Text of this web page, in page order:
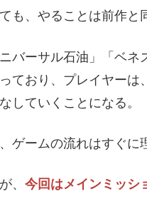
も、やることは前作と
バーサル石油」「ベネ
ており、プレイヤーは
していくことになる。
ゲームの流れはすぐに
、 今回はメインミッシ